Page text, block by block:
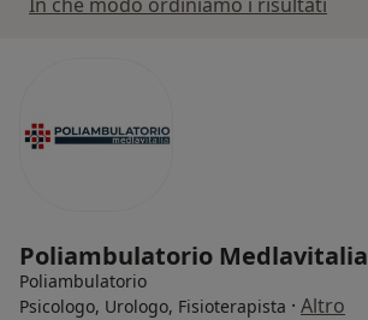
Poliambulatorio Medlavitalia
Poliambulatorio
Psicologo, Urologo, Fisioterapista · Altro